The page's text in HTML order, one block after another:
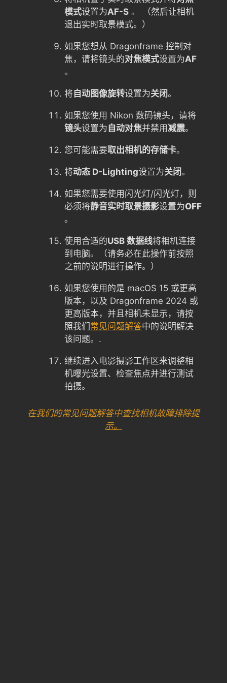
模式设置为AF-S 。 （然后让相机
退出实时取景模式。）
如果您想从 Dragonframe 控制对
焦，请将镜头的对焦模式设置为AF
。
将自动图像旋转设置为关闭。
如果您使用 Nikon 数码镜头，请将
镜头设置为自动对焦并禁用减震。
您可能需要取出相机的存储卡。
将动态 D-Lighting设置为关闭。
如果您需要使用闪光灯/闪光灯，则
必须将静音实时取景摄影设置为OFF
。
使用合适的USB 数据线将相机连接
到电脑。（请务必在此操作前按照
之前的说明进行操作。）
如果您使用的是 macOS 15 或更高
版本，以及 Dragonframe 2024 或
更高版本，并且相机未显示，请按
照我们常见问题解答中的说明解决
该问题。.
继续进入电影摄影工作区来调整相
机曝光设置、检查焦点并进行测试
拍摄。
在我们的常见问题解答中查找相机故障排除提
示。